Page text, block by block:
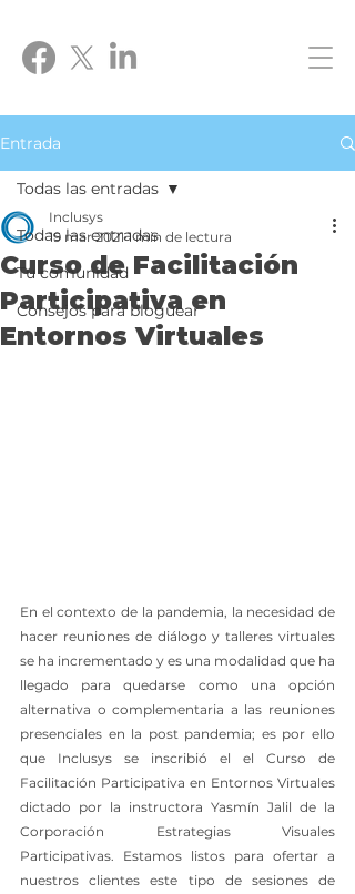
Entrada
Todas las entradas
Tu comunidad
Consejos para bloguear
Todas las entradas
Curso de Facilitación
Participativa en
Entornos Virtuales
Inclusys
19 mar 2021 1 min de lectura
En el contexto de la pandemia, la necesidad de
hacer reuniones de diálogo y talleres virtuales
se ha incrementado y es una modalidad que ha
llegado para quedarse como una opción
alternativa o complementaria a las reuniones
presenciales en la post pandemia; es por ello
que Inclusys se inscribió el el Curso de
Facilitación Participativa en Entornos Virtuales
dictado por la instructora Yasmín Jalil de la
Corporación Estrategias Visuales
Participativas. Estamos listos para ofertar a
nuestros clientes este tipo de sesiones de